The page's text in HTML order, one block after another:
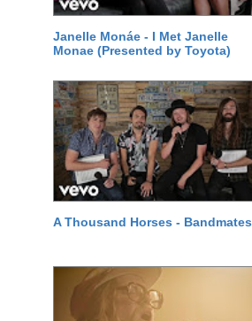
Janelle Monáe - I Met Janelle
Monae (Presented by Toyota)
A Thousand Horses - Bandmates